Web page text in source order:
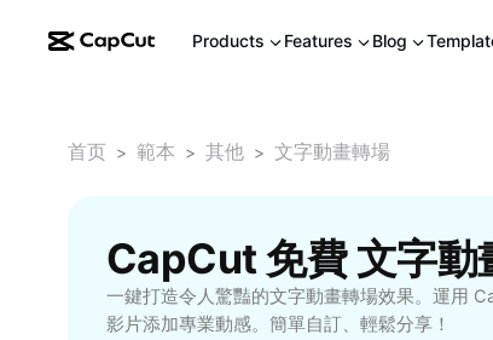
Products Features Blog
首页 > 範本 > 其他 > 文字動畫轉場
CapCut 免費 文字動
一鍵打造令人驚豔的文字動畫轉場效果。運用
影片添加專業動感。簡單自訂、輕鬆分享！